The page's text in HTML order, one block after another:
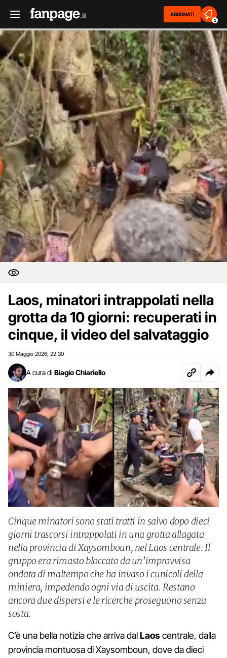
ABBONATI
2
Laos, minatori intrappolati nella
grotta da 10 giorni: recuperati in
cinque, il video del salvataggio
30 Maggio 2026 22:30
A cura di Biagio Chiariello
Cinque minatori sono stati tratti in salvo dopo dieci
giorni trascorsi intrappolati in una grotta allagata
nella provincia di Xaysomboun, nel Laos centrale. Il
gruppo era rimasto bloccato da un’improvvisa
ondata di maltempo che ha invaso i cunicoli della
miniera, impedendo ogni via di uscita. Restano
ancora due dispersi e le ricerche proseguono senza
sosta.
C’è una bella notizia che arriva dalLaoscentrale, dalla
provincia montuosa di Xaysomboun, dove da dieci